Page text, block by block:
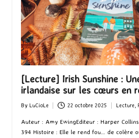
[Lecture] Irish Sunshine :
irlandaise sur les cœurs en
Posted
by
By LuCioLe 22 octobre 2025
in
Lecture,
Auteur : Amy EwingEditeur : Harper
394 Histoire : Elle le rend fou… de colère